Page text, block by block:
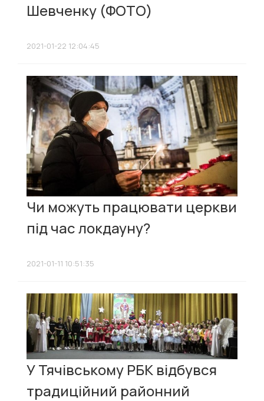
Шевченку (ФОТО)
2021-01-22 12:04:45
Чи можуть працювати церкви
під час локдауну?
2021-01-11 10:51:35
У Тячівському РБК відбувся
традиційний районний